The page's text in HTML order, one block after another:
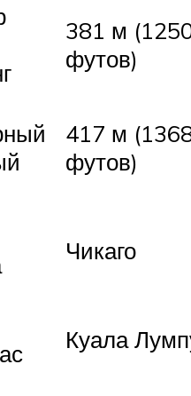
381 м
футов)
417 м
футов)
Чикаго
Куала